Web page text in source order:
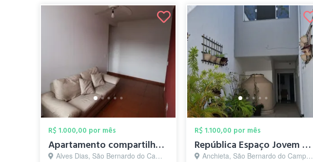
R$ 1.000,00 por mês
Apartamento compartilhado para Mulheres
Alves Dias, São Bernardo do Campo - SP
R$ 1.100,00 por mês
República Espaço Jovem - FEMININA
Anchieta, São Bernardo do Campo - SP